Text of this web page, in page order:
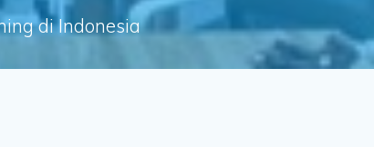
di Indonesia